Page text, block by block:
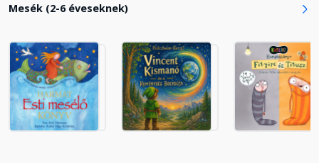
Mesék (2-6 éveseknek)